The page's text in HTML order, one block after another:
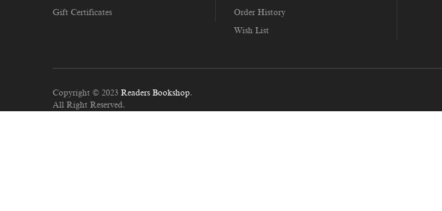
Gift Certificates
Order History
Wish List
Copyright © 2023 Readers Bookshop.
All Right Reserved.